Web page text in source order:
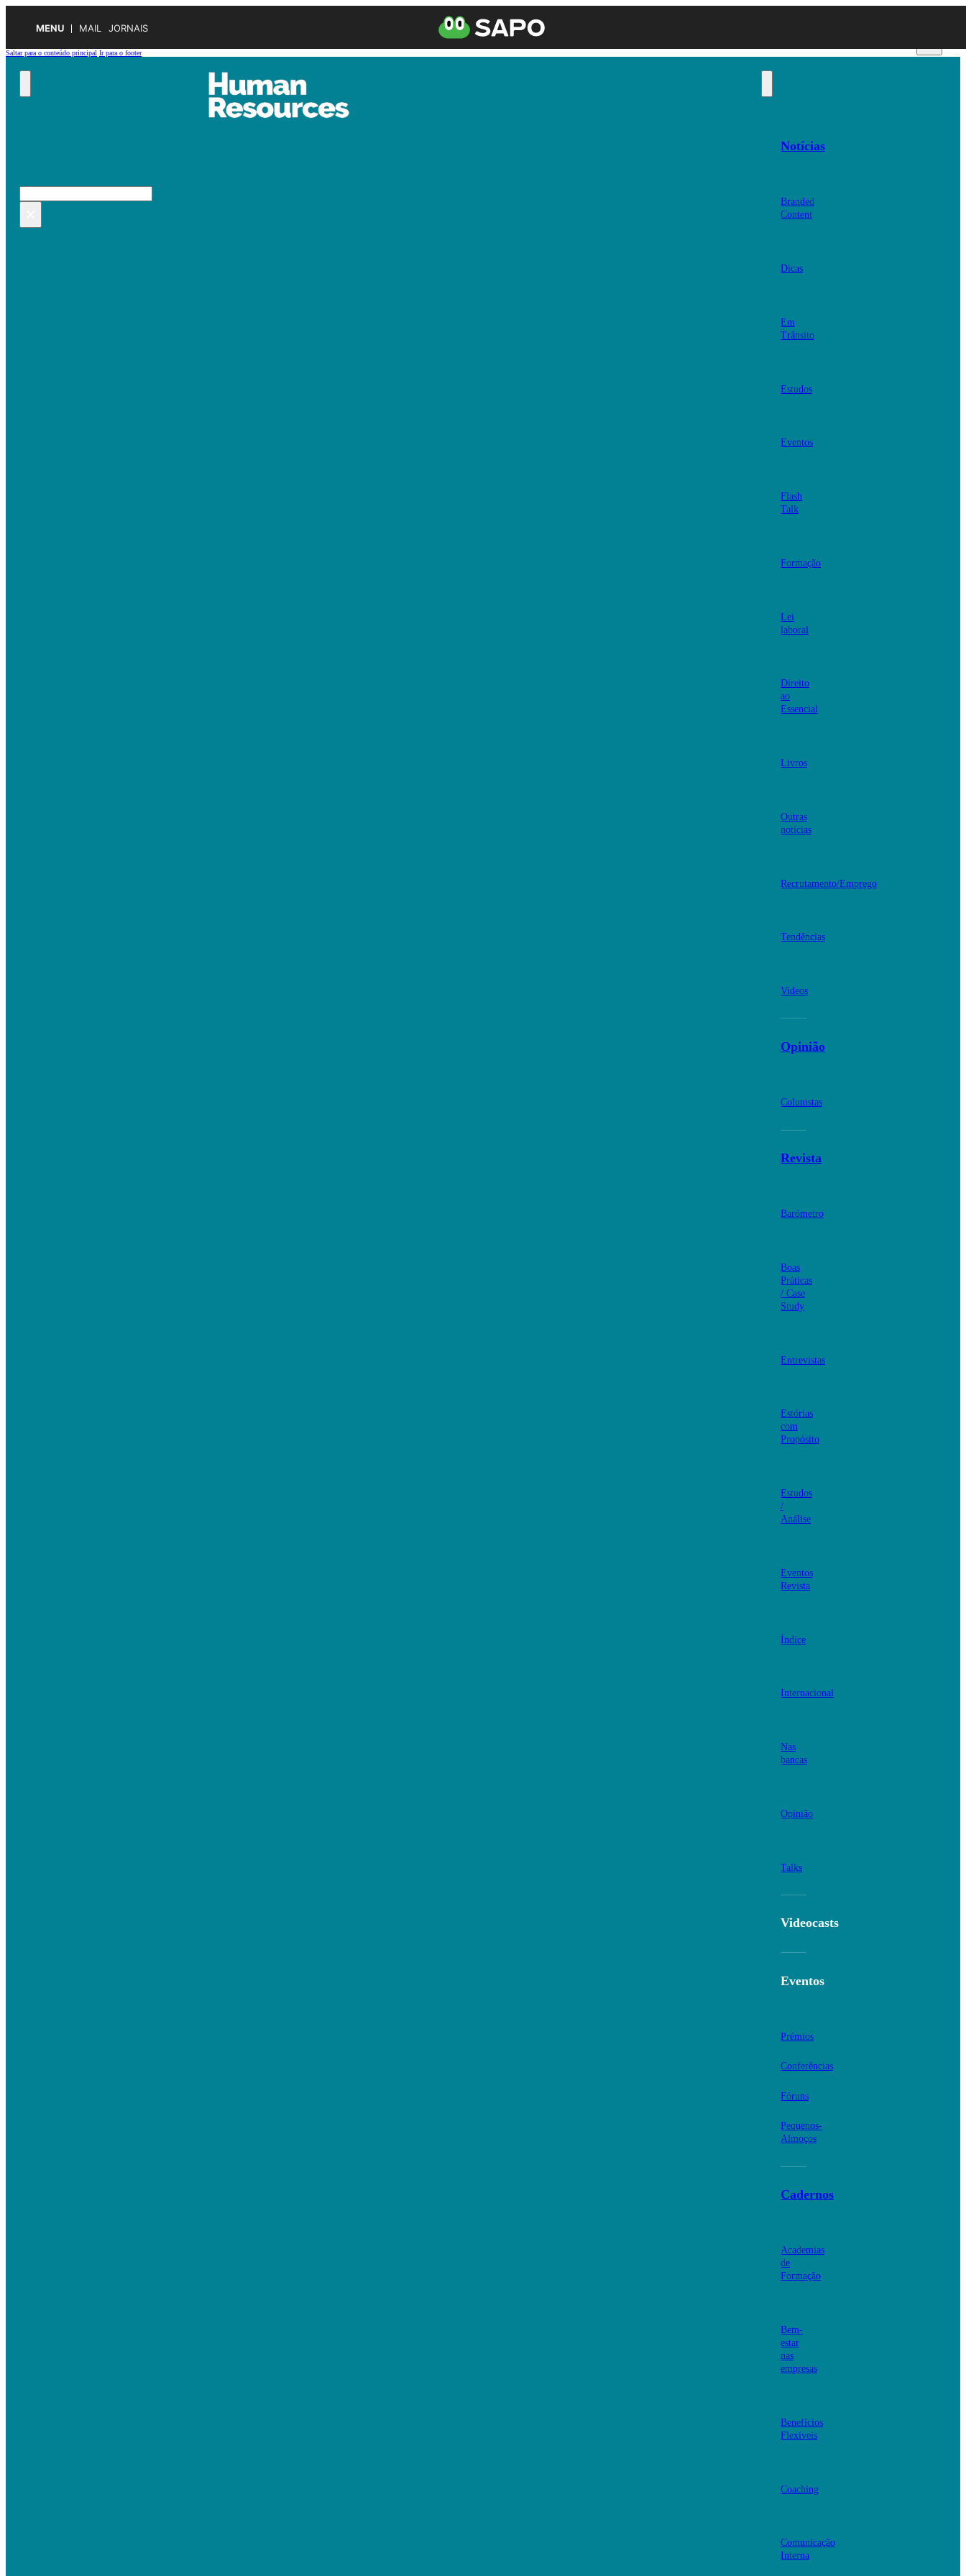
MENU MAIL JORNAIS
Saltar para o conteúdo principal Ir para o footer
Pesquisar
Notícias
Branded
Content
Dicas
Em
Trânsito
Estudos
Eventos
Flash
Talk
Formação
Lei
laboral
Direito
ao
Essencial
Livros
Outras
notícias
Recrutamento/Emprego
Tendências
Videos
Opinião
Colunistas
Revista
Barómetro
Boas
Práticas
/ Case
Study
Entrevistas
Estórias
com
Propósito
Estudos
/
Análise
Eventos
Revista
Índice
Internacional
Nas
bancas
Opinião
Talks
Videocasts
Eventos
Prémios
Conferências
Fóruns
Pequenos-
Almoços
Cadernos
Academias
de
Formação
Bem-
estar
nas
empresas
Benefícios
Flexíveis
Coaching
Comunicação
Interna